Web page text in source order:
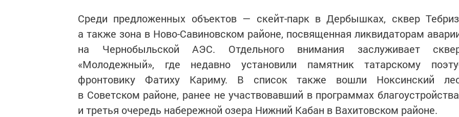
Среди предложенных объектов — скейт-парк в Дербышках, сквер
а также зона в Ново-Савиновском районе, посвященная ликвидаторам
на Чернобыльской АЭС. Отдельного внимания заслуживает
«Молодежный», где недавно установили памятник татарскому
фронтовику Фатиху Кариму. В список также вошли Ноксинский
в Советском районе, ранее не участвовавший в программах
и третья очередь набережной озера Нижний Кабан в Вахитовском районе.